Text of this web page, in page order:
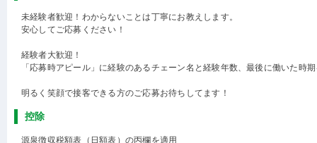
未経験者歓迎！わからないことは丁寧にお教えします。
安心してご応募ください！
経験者大歓迎！
「応募時アピール」に経験のあるチェーン名と経験年数、最後に働いた時
明るく笑顔で接客できる方のご応募お待ちしてます！
控除
源泉徴収税額表（日額表）の丙欄を適用